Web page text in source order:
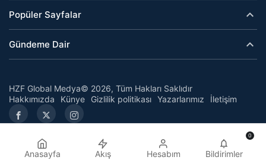
Popüler Sayfalar
Gündeme Dair
HZF Global Medya© 2026, Tüm Hakları Saklıdır
Hakkımızda
Künye Gizlilik politikası Yazarlarımız İletişim
Anasayfa Akış Hesabım Bildirimler
0